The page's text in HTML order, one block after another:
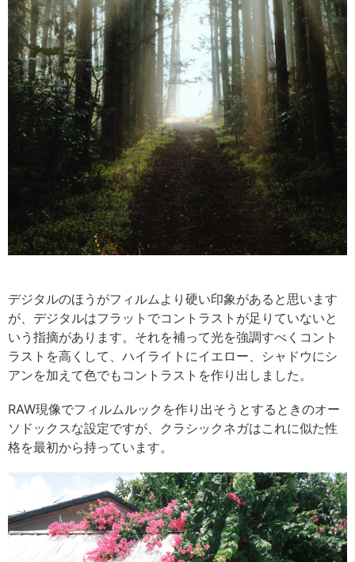
デジタルのほうがフィルムより硬い印象があると思います
が、デジタルはフラットでコントラストが足りていないと
いう指摘があります。それを補って光を強調すべくコント
ラストを高くして、ハイライトにイエロー、シャドウにシ
アンを加えて色でもコントラストを作り出しました。
RAW現像でフィルムルックを作り出そうとするときのオー
ソドックスな設定ですが、クラシックネガはこれに似た性
格を最初から持っています。